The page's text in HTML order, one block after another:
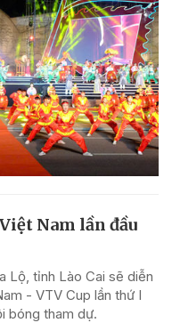
Nam lần đầu
Lộ, tỉnh Lào Cai sẽ diễn
- VTV Cup lần thứ I
bóng tham dự.